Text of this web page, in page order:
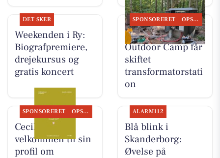
DET SKER
Weekenden i Ry:
Biografpremiere,
drejekursus og
gratis koncert
SPONSORERET OPSLAGSTAVLEN
Skyttehusets
Outdoor Camp får
skiftet
transformatorstati
on
SPONSORERET OPSLAGSTAVLEN
Cecillie byder
velkommen til sin
profil om
ALARM112
Blå blink i
Skanderborg:
Øvelse på